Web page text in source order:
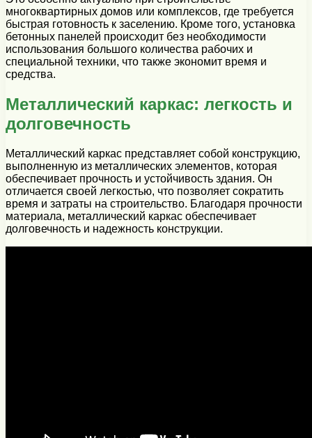
многоквартирных домов или комплексов, где требуется
быстрая готовность к заселению. Кроме того, установка
бетонных панелей происходит без необходимости
использования большого количества рабочих и
специальной техники, что также экономит время и
средства.
Металлический каркас: легкость и
долговечность
Металлический каркас представляет собой конструкцию,
выполненную из металлических элементов, которая
обеспечивает прочность и устойчивость здания. Он
отличается своей легкостью, что позволяет сократить
время и затраты на строительство. Благодаря прочности
материала, металлический каркас обеспечивает
долговечность и надежность конструкции.